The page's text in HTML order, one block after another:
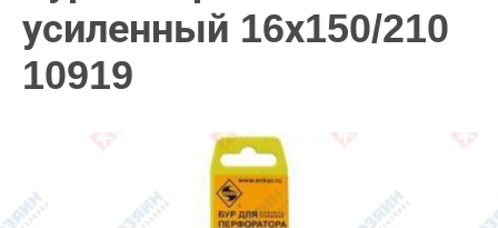
усиленный 16х150/210
10919